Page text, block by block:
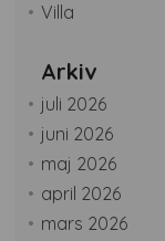
Villa
Arkiv
juli 2026
juni 2026
maj 2026
april 2026
mars 2026